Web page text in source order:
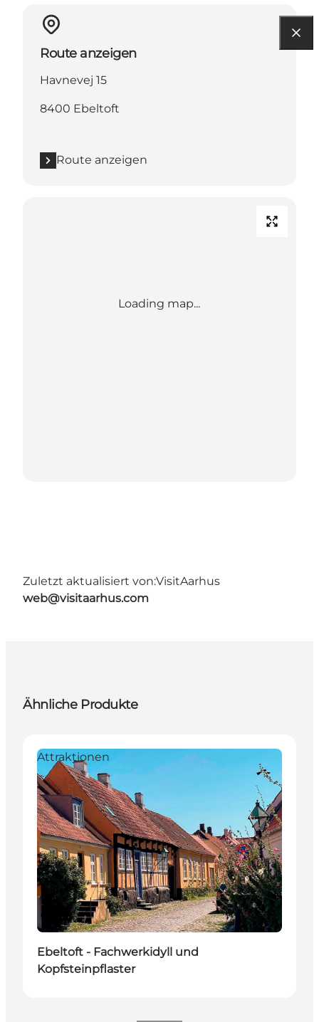
Route anzeigen
Havnevej 15
8400 Ebeltoft
Route anzeigen
Loading map...
Zuletzt aktualisiert von:VisitAarhus
web@visitaarhus.com
Ähnliche Produkte
Attraktionen
Ebeltoft - Fachwerkidyll und
Kopfsteinpflaster